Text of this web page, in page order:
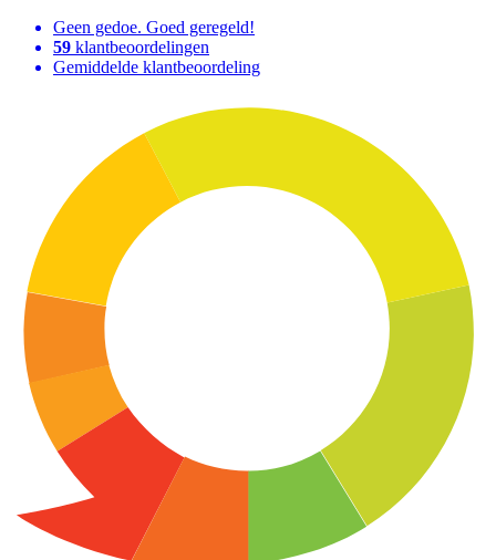
Geen gedoe. Goed geregeld!
59 klantbeoordelingen
Gemiddelde klantbeoordeling